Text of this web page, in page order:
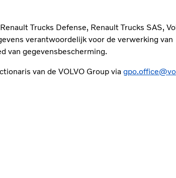
Trucks Defense, Renault Trucks SAS,
verantwoordelijk voor de verwerking van
van gegevensbescherming.
van de VOLVO Group via